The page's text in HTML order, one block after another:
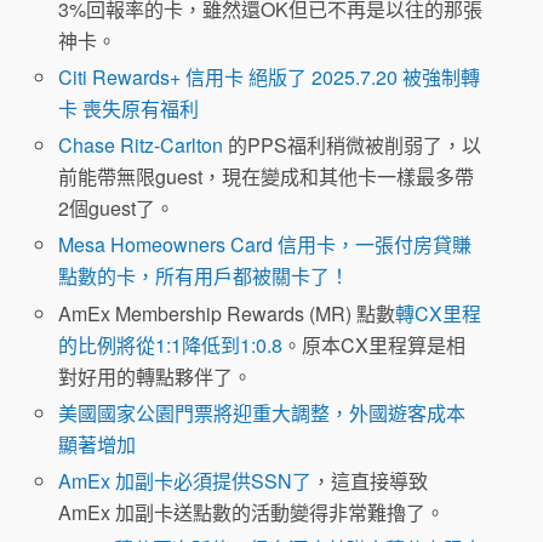
3%回報率的卡，雖然還OK但已不再是以往的那張
神卡。
Citi Rewards+ 信用卡 絕版了 2025.7.20 被強制轉
卡 喪失原有福利
Chase Ritz-Carlton 的PPS福利稍微被削弱了，以
前能帶無限guest，現在變成和其他卡一樣最多帶
2個guest了。
Mesa Homeowners Card 信用卡，一張付房貸賺
點數的卡，所有用戶都被關卡了！
AmEx Membership Rewards (MR) 點數轉CX里程
的比例將從1:1降低到1:0.8 。原本CX里程算是相
對好用的轉點夥伴了。
美國國家公園門票將迎重大調整，外國遊客成本
顯著增加
AmEx 加副卡必須提供SSN了 ，這直接導致
AmEx 加副卡送點數的活動變得非常難擼了。